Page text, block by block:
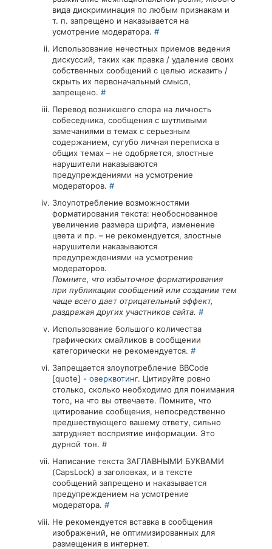
вида дискриминация по любым признакам и
т. п. запрещено и наказывается на
усмотрение модератора. #
Использование нечестных приемов ведения
дискуссий, таких как правка / удаление своих
собственных сообщений с целью исказить /
скрыть их первоначальный смысл,
запрещено. #
Перевод возникшего спора на личность
собеседника, сообщения с шутливыми
замечаниями в темах с серьезным
содержанием, сугубо личная переписка в
общих темах – не одобряется, злостные
нарушители наказываются
предупреждениями на усмотрение
модераторов. #
Злоупотребление возможностями
форматирования текста: необоснованное
увеличение размера шрифта, изменение
цвета и пр. – не рекомендуется, злостные
нарушители наказываются
предупреждениями на усмотрение
модераторов.
Помните, что избыточное форматирования
при публикации сообщений или создании тем
чаще всего дает отрицательный эффект,
раздражая других участников сайта. #
Использование большого количества
графических смайликов в сообщении
категорически не рекомендуется. #
Запрещается злоупотребление BBCode
[quote] - оверквотинг. Цитируйте ровно
столько, сколько необходимо для понимания
того, на что вы отвечаете. Помните, что
цитирование сообщения, непосредственно
предшествующего вашему ответу, сильно
затрудняет восприятие информации. Это
дурной тон. #
Написание текста ЗАГЛАВНЫМИ БУКВАМИ
(CapsLock) в заголовках, и в тексте
сообщений запрещено и наказывается
предупреждением на усмотрение
модератора. #
Не рекомендуется вставка в сообщения
изображений, не оптимизированных для
размещения в интернет.